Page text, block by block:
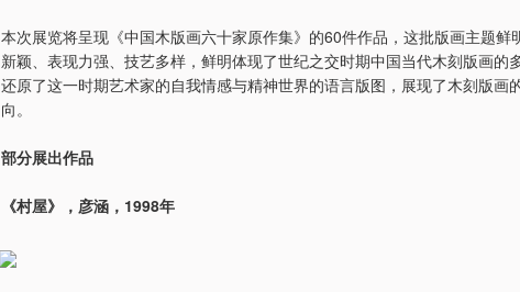
本次展览将呈现《中国木版画六十家原作集》的60件作品，这批版画主题鲜
新颖、表现力强、技艺多样，鲜明体现了世纪之交时期中国当代木刻版画的
还原了这一时期艺术家的自我情感与精神世界的语言版图，展现了木刻版画
向。
部分展出作品
《村屋》，彦涵，1998年